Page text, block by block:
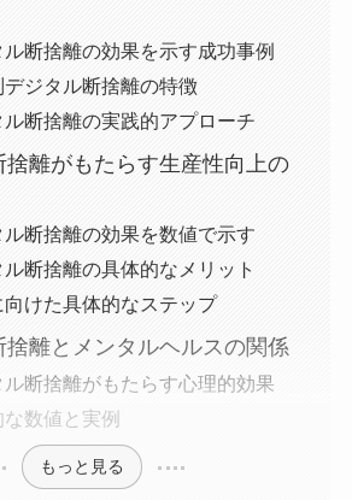
ル断捨離の効果を示す成功事例
デジタル断捨離の特徴
ル断捨離の実践的アプローチ
捨離がもたらす生産性向上の
ル断捨離の効果を数値で示す
断捨離の具体的なメリット
向けた具体的なステップ
捨離とメンタルヘルスの関係
ル断捨離がもたらす心理的効果
数値と実例
もっと見る